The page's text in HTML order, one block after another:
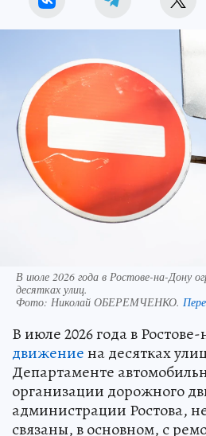
В июле 2026 года в Ростове-на-Дону
десятках улиц.
Фото: Николай ОБЕРЕМЧЕНКО.
В июле 2026 года в
движениена десятках
Департаменте
организации дорожного
администрации Ростова,
связаны, в основном, с